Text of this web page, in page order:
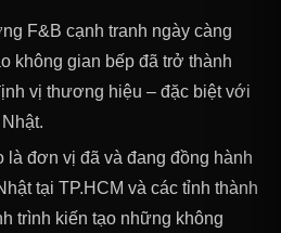
F&B cạnh tranh ngày càng
không gian bếp đã trở thành
vị thương hiệu – đặc biệt với
là đơn vị đã và đang đồng hành
tại TP.HCM và các tỉnh thành
trình kiến tạo những không